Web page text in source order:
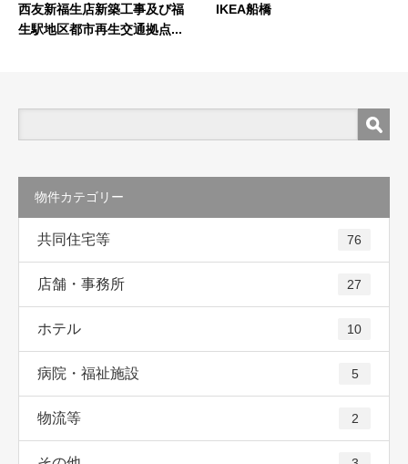
西友新福生店新築工事及び福
生駅地区都市再生交通拠点...
IKEA船橋
物件カテゴリー
共同住宅等 76
店舗・事務所 27
ホテル 10
病院・福祉施設 5
物流等 2